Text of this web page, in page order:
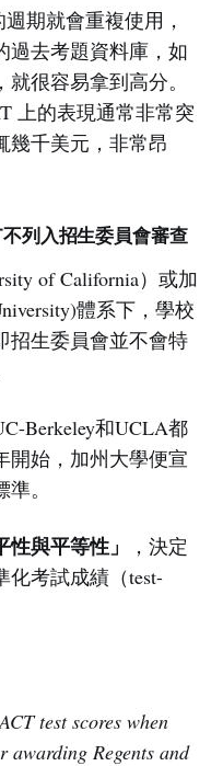
期就會重複使用，
過去考題資料庫，如
很容易拿到高分。
上的表現通常非常突
幾千美元，非常昂
列入招生委員會審查
of California）或加
體系下，學校
招生委員會並不會特
Berkeley和UCLA都
開始，加州大學便宣
。
性與平等性」
，決定
化考試成績（test-
test scores when
awarding Regents and